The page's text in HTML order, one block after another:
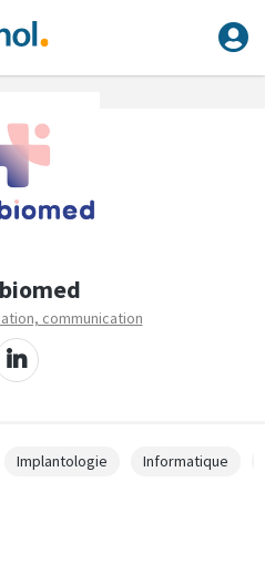
communication
Implantologie Informatique